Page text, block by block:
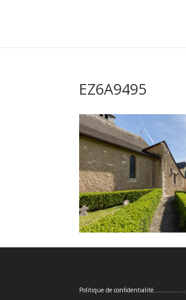
EZ6A9495
Politique de confidentialité